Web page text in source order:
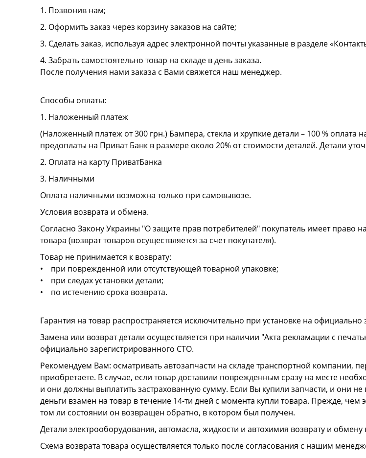
1. Позвонив нам;
2. Оформить заказ через корзину заказов на сайте;
3. Сделать заказ, используя адрес электронной почты указанные в разделе
4. Забрать самостоятельно товар на складе в день заказа.
После получения нами заказа с Вами свяжется наш менеджер.
Способы оплаты:
1. Наложенный платеж
(Наложенный платеж от 300 грн.) Бампера, стекла и хрупкие детали – 100 % оплата
предоплаты на Приват Банк в размере около 20% от стоимости деталей. Детали
2. Оплата на карту ПриватБанка
3. Наличными
Оплата наличными возможна только при самовывозе.
Условия возврата и обмена.
Согласно Закону Украины "О защите прав потребителей" покупатель имеет право
товара (возврат товаров осуществляется за счет покупателя).
Товар не принимается к возврату:
• при поврежденной или отсутствующей товарной упаковке;
• при следах установки детали;
• по истечению срока возврата.
Гарантия на товар распространяется исключительно при установке на
Замена или возврат детали осуществляется при наличии "Акта рекламации с
официально зарегистрированного СТО.
Рекомендуем Вам: осматривать автозапчасти на складе транспортной компании,
приобретаете. В случае, если товар доставили поврежденным сразу на месте
и они должны выплатить застрахованную сумму. Если Вы купили запчасти, и они
деньги взамен на товар в течение 14-ти дней с момента купли товара. Прежде,
том ли состоянии он возвращен обратно, в котором был получен.
Детали электрооборудования, автомасла, жидкости и автохимия возврату и обмену
Схема возврата товара осуществляется только после согласования с нашим